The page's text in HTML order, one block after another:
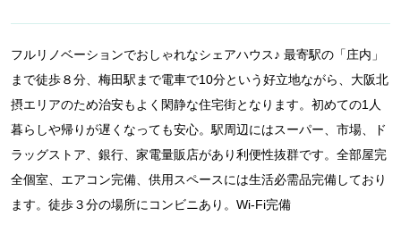
フルリノベーションでおしゃれなシェアハウス♪ 最寄駅の「庄内」
まで徒歩８分、梅田駅まで電車で10分という好立地ながら、大阪北
摂エリアのため治安もよく閑静な住宅街となります。初めての1人
暮らしや帰りが遅くなっても安心。駅周辺にはスーパー、市場、ド
ラッグストア、銀行、家電量販店があり利便性抜群です。全部屋完
全個室、エアコン完備、供用スペースには生活必需品完備しており
ます。徒歩３分の場所にコンビニあり。Wi-Fi完備